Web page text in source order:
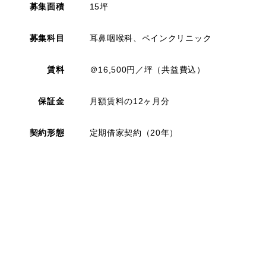
募集面積 15坪
募集科目 耳鼻咽喉科、ペインクリニック
賃料 ＠16,500円／坪（共益費込）
保証金 月額賃料の12ヶ月分
契約形態 定期借家契約（20年）